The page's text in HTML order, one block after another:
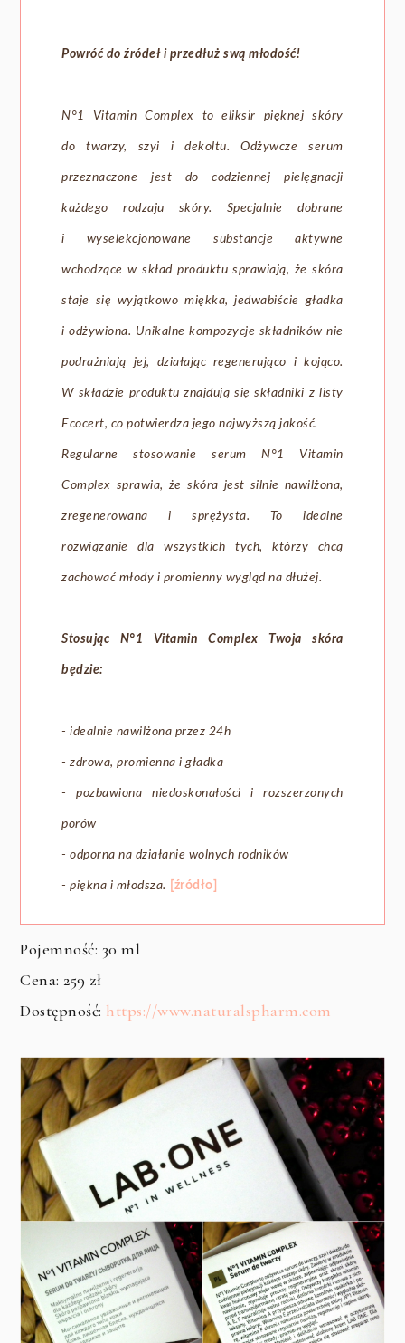
Powróć do źródeł i przedłuż swą młodość!
N°1 Vitamin Complex to eliksir pięknej skóry
do twarzy, szyi i dekoltu. Odżywcze serum
przeznaczone jest do codziennej pielęgnacji
każdego rodzaju skóry. Specjalnie dobrane
i wyselekcjonowane substancje aktywne
wchodzące w skład produktu sprawiają, że skóra
staje się wyjątkowo miękka, jedwabiście gładka
i odżywiona. Unikalne kompozycje składników nie
podrażniają jej, działając regenerująco i kojąco.
W składzie produktu znajdują się składniki z listy
Ecocert, co potwierdza jego najwyższą jakość.
Regularne stosowanie serum N°1 Vitamin
Complex sprawia, że skóra jest silnie nawilżona,
zregenerowana i sprężysta. To idealne
rozwiązanie dla wszystkich tych, którzy chcą
zachować młody i promienny wygląd na dłużej.
Stosując N°1 Vitamin Complex Twoja skóra
będzie:
- idealnie nawilżona przez 24h
- zdrowa, promienna i gładka
- pozbawiona niedoskonałości i rozszerzonych
porów
- odporna na działanie wolnych rodników
- piękna i młodsza. [źródło]
Pojemność: 30 ml
Cena: 259 zł
Dostępność: https://www.naturalspharm.com